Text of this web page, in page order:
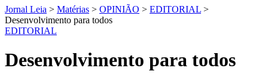
Jornal Leia > Matérias > OPINIÃO > EDITORIAL >
Desenvolvimento para todos
EDITORIAL
Desenvolvimento para todos